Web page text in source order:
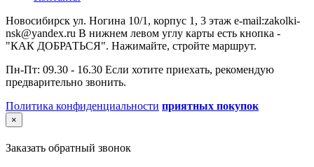
Новосибирск ул. Ногина 10/1, корпус 1, 3 этаж e-mail:zakolki-
nsk@yandex.ru В нижнем левом углу карты есть кнопка -
"КАК ДОБРАТЬСЯ". Нажимайте, стройте маршрут.
Пн-Пт: 09.30 - 16.30 Если хотите приехать, рекомендую
предварительно звонить.
Политика конфиденциальности приятных покупок
×
Заказать обратный звонок